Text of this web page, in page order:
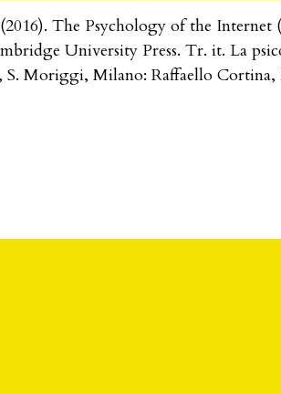
The Psychology of the Internet
University Press. Tr. it. La
S. Moriggi, Milano: Raffaello Cortina,